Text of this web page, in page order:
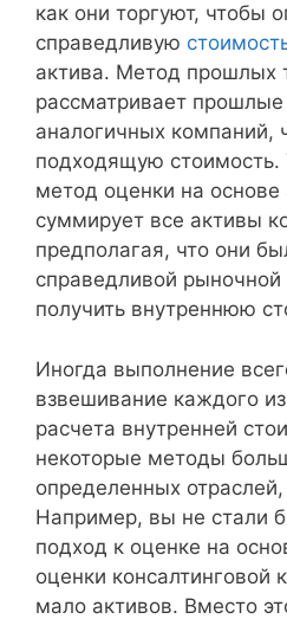
как они торгуют, чтобы
справедливую
актива. Метод прошлых
рассматривает прошлые
аналогичных компаний,
подходящую стоимость.
метод оценки на основе
суммирует все активы
предполагая, что они
справедливой
получить внутреннюю
Иногда выполнение
взвешивание каждого
расчета внутренней
некоторые методы
определенных
Например, вы не стали
подход к оценке на
оценки консалтинговой
мало активов. Вместо